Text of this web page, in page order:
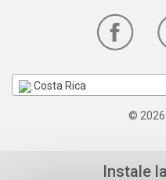
Costa Rica
© 2026
Instale